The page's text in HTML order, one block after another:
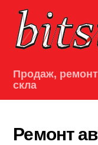
content
Продаж, ремонт
скла
Ремонт